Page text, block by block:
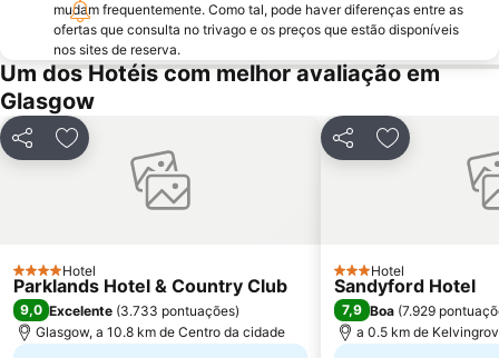
mudam frequentemente. Como tal, pode haver diferenças entre as
ofertas que consulta no trivago e os preços que estão disponíveis
nos sites de reserva.
Um dos Hotéis com melhor avaliação em
Glasgow
PartilharAdicionar aos favoritos
4 Estrelas
Hotel
Parklands Hotel & Country Club
9,0 Excelente (3.733 pontuações)
Glasgow, a 10.8 km de Centro da cidade
PartilharAdicionar
3 Estrelas
Hotel
Sandyford Hotel
7,9 Boa (7.929
a 0.5 km de